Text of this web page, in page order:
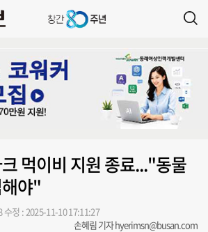
먹이비 지원 종료..."동물
야"
수정 : 2025-11-10 17:11:27
손혜림 기자 hyerimsn@busan.com